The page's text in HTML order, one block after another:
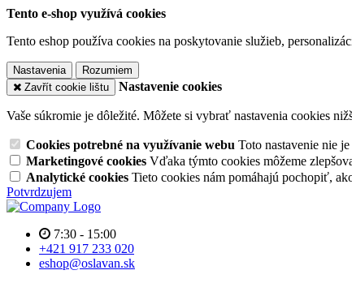
Tento e-shop využívá cookies
Tento eshop používa cookies na poskytovanie služieb,
Nastavenia
Rozumiem
Zavřít cookie lištu
Nastavenie cookies
Vaše súkromie je dôležité. Môžete si vybrať nastavenia cookies
Cookies potrebné na využívanie webu Toto nastavenie nie
Marketingové cookies Vďaka týmto cookies môžeme
Analytické cookies Tieto cookies nám pomáhajú pochopiť,
Potvrdzujem
7:30 - 15:00
+421 917 233 020
eshop@oslavan.sk